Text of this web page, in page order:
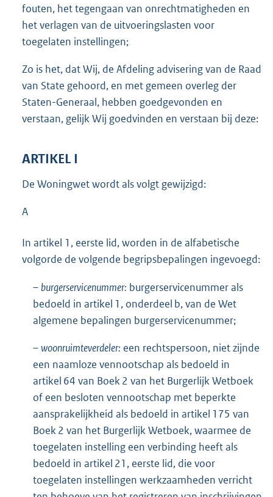
fouten, het tegengaan van onrechtmatigheden en
het verlagen van de uitvoeringslasten voor
toegelaten instellingen;
Zo is het, dat Wij, de Afdeling advisering van de Raad
van State gehoord, en met gemeen overleg der
Staten-Generaal, hebben goedgevonden en
verstaan, gelijk Wij goedvinden en verstaan bij deze:
ARTIKEL I
De Woningwet wordt als volgt gewijzigd:
A
In artikel 1, eerste lid, worden in de alfabetische
volgorde de volgende begripsbepalingen ingevoegd:
–burgerservicenummer: burgerservicenummer als
bedoeld in artikel 1, onderdeel b, van de Wet
algemene bepalingen burgerservicenummer;
–woonruimteverdeler: een rechtspersoon, niet zijnde
een naamloze vennootschap als bedoeld in
artikel 64 van Boek 2 van het Burgerlijk Wetboek
of een besloten vennootschap met beperkte
aansprakelijkheid als bedoeld in artikel 175 van
Boek 2 van het Burgerlijk Wetboek, waarmee de
toegelaten instelling een verbinding heeft als
bedoeld in artikel 21, eerste lid, die voor
toegelaten instellingen werkzaamheden verricht